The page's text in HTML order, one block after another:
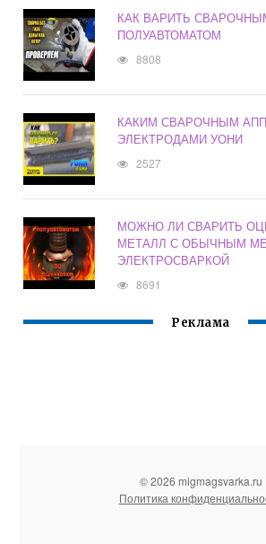
КАК ВАРИТЬ
ПОЛУАВТОМАТОМ
8808
КАКИМ СВАРОЧНЫМ
ЭЛЕКТРОДАМИ УОНИ
2527
МОЖНО ЛИ СВАРИТЬ
МЕТАЛЛ С ОБЫЧНЫМ
ЭЛЕКТРОСВАРКОЙ
8691
Реклама
© 2026 migmagsvarka.ru
Политика